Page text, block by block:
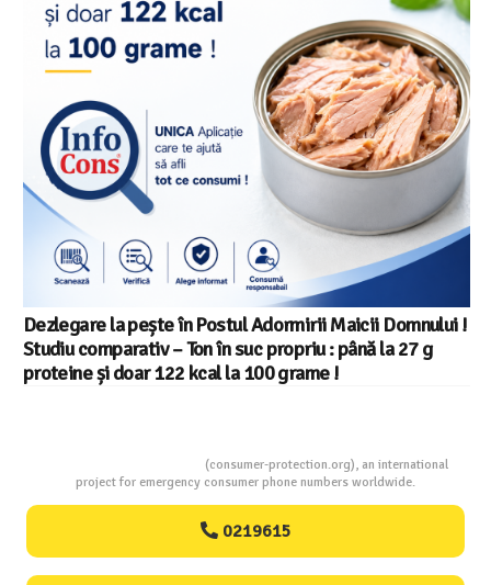
Salariul minim in Europa in 2026 – Romania pe locul 20
din 22 in UE
(consumer-protection.org), an international
project for emergency consumer phone numbers worldwide.
0219615